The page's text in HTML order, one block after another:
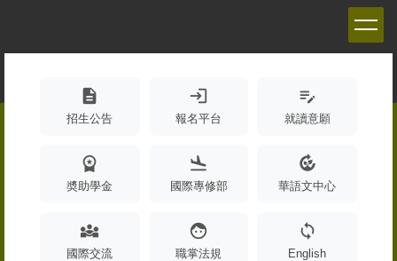
description
招生公告
login
報名平台
edit_note
就讀意願
workspace_premium
奬助學金
flight_land
國際專修部
compost
華語文中心
diversity_3
國際交流
face
職掌法規
sync
English